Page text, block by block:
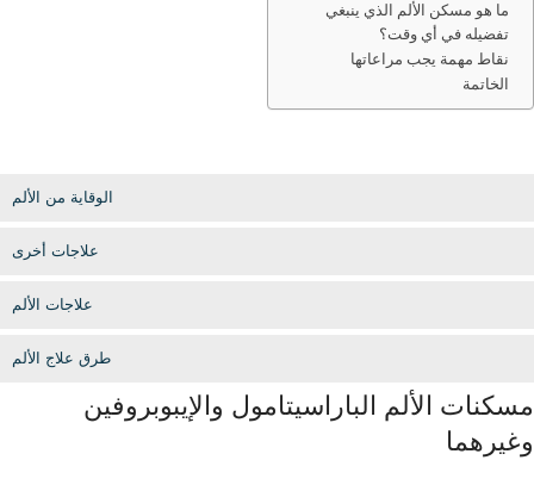
ما هو مسكن الألم الذي ينبغي
تفضيله في أي وقت؟
نقاط مهمة يجب مراعاتها
الخاتمة
الوقاية من الألم
علاجات أخرى
علاجات الألم
طرق علاج الألم
مسكنات الألم الباراسيتامول والإيبوبروفين
وغيرهما